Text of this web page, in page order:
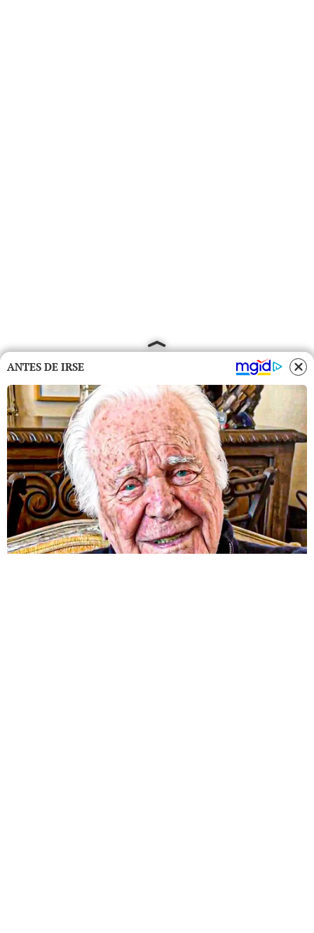
ANTES DE IRSE